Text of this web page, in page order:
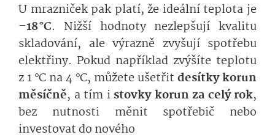
U mrazniček pak platí, že ideální teplota je
–18 °C. Nižší hodnoty nezlepšují kvalitu
skladování, ale výrazně zvyšují spotřebu
elektřiny. Pokud například zvýšíte teplotu
z 1 °C na 4 °C, můžete ušetřit desítky korun
měsíčně, a tím i stovky korun za celý rok,
bez nutnosti měnit spotřebič nebo
investovat do nového